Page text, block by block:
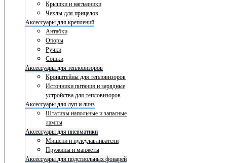
Крышки и наглазники
Чехлы для прицелов
Аксессуары для креплений
Антабки
Опоры
Ручки
Сошки
Аксессуары для тепловизоров
Кронштейны для тепловизоров
Источники питания и зарядные
устройства для тепловизоров
Аксессуары для луп и линз
Штативы напольные и запасные
лампы
Аксессуары для пневматики
Мишени и пулеулавливатели
Пружины и манжеты
Аксессуары для подствольных фонарей